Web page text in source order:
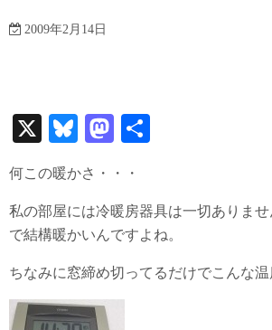
2009年2月14日
X
Bl
sk
y
M
do
n
何この暖かさ・・・
私の部屋には冷暖房器具は一切ありま
で結構暖かいんですよね。
ちなみに窓締め切ってるだけでこんな温